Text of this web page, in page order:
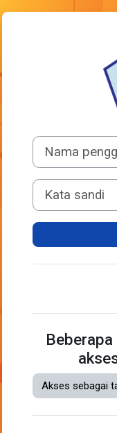
Nama pengguna
Kata sandi
Akses sebagai